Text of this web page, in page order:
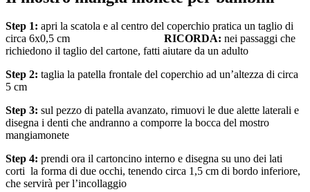
Step 1: apri la scatola e al centro del coperchio pratica un taglio di
circa 6x0,5 cm RICORDA: nei passaggi che
richiedono il taglio del cartone, fatti aiutare da un adulto
Step 2: taglia la patella frontale del coperchio ad un’altezza di circa
5 cm
Step 3: sul pezzo di patella avanzato, rimuovi le due alette laterali e
disegna i denti che andranno a comporre la bocca del mostro
mangiamonete
Step 4: prendi ora il cartoncino interno e disegna su uno dei lati
corti la forma di due occhi, tenendo circa 1,5 cm di bordo inferiore,
che servirà per l’incollaggio